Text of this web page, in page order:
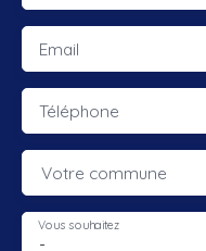
Email
Téléphone
Votre commune
-
Vous souhaitez